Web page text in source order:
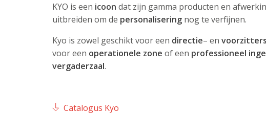
KYO is een icoon dat zijn gamma producten en
uitbreiden om de personalisering nog te verfijnen.
Kyo is zowel geschikt voor een directie– en
voor een operationele zone of een professioneel
vergaderzaal.
Catalogus Kyo